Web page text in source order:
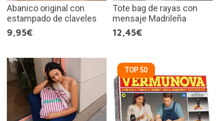
Abanico original con
estampado de claveles
9,95€
Tote bag de rayas con
mensaje Madrileña
12,45€
TOP 50